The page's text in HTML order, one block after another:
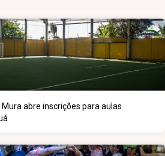
abre inscrições para aulas